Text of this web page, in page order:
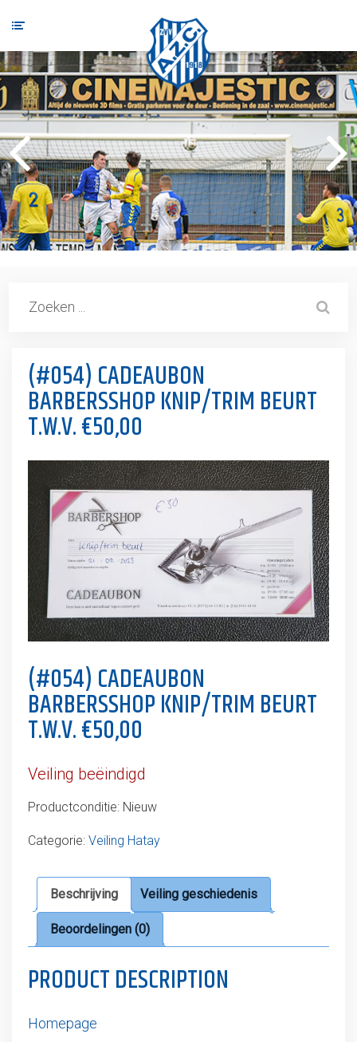
(#054) CADEAUBON
BARBERSSHOP KNIP/TRIM BEURT
T.W.V. €50,00
(#054) CADEAUBON
BARBERSSHOP KNIP/TRIM BEURT
T.W.V. €50,00
Veiling beëindigd
Productconditie: Nieuw
Categorie: Veiling Hatay
Beschrijving Veiling geschiedenis
Beoordelingen (0)
PRODUCT DESCRIPTION
Homepage